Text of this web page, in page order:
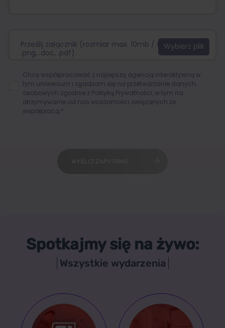
Prześlij załącznik (rozmiar max. 10mb / format:.jpg,
.png, .doc, .pdf)
Chcę współpracować z najlepszą agencją interaktywną w
tym uniwersum i zgadzam się na przetwarzanie danych
osobowych zgodnie z Polityką Prywatności , w tym na
otrzymywanie od nas wiadomości związanych ze
współpracą.*
Spotkajmy się na żywo:
Wszystkie wydarzenia